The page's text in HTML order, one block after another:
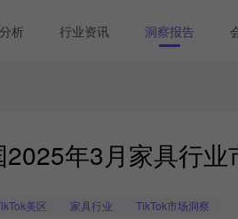
析 行业资讯 洞察报告
2025年3月家具行
美区 家具行业 TikTok市场洞察